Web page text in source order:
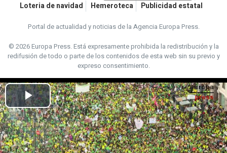
Loteria de navidad
Hemeroteca Publicidad estatal
Portal de actualidad y noticias de la Agencia Europa Press.
© 2026 Europa Press.Está expresamente prohibida la redistribución y la
redifusión de todo o parte de los contenidos de esta web sin su previo y
expreso consentimiento.